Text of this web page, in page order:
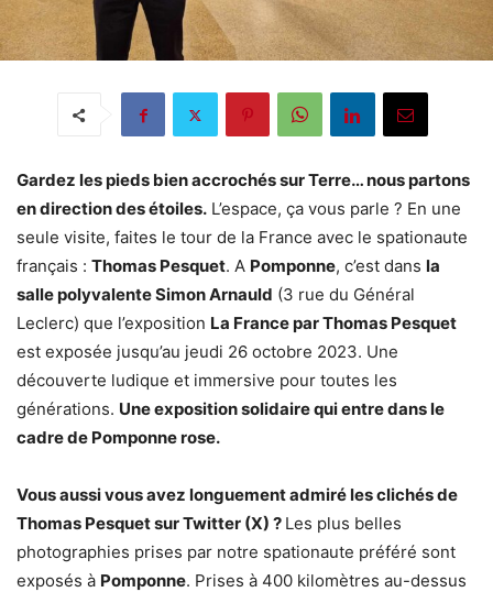
Gardez les pieds bien accrochés sur Terre… nous partons
en direction des étoiles. L’espace, ça vous parle ? En une
seule visite, faites le tour de la France avec le spationaute
français : Thomas Pesquet. A Pomponne, c’est dans la
salle polyvalente Simon Arnauld (3 rue du Général
Leclerc) que l’exposition La France par Thomas Pesquet
est exposée jusqu’au jeudi 26 octobre 2023. Une
découverte ludique et immersive pour toutes les
générations. Une exposition solidaire qui entre dans le
cadre de Pomponne rose.
Vous aussi vous avez longuement admiré les clichés de
Thomas Pesquet sur Twitter (X) ? Les plus belles
photographies prises par notre spationaute préféré sont
exposés à Pomponne. Prises à 400 kilomètres au-dessus